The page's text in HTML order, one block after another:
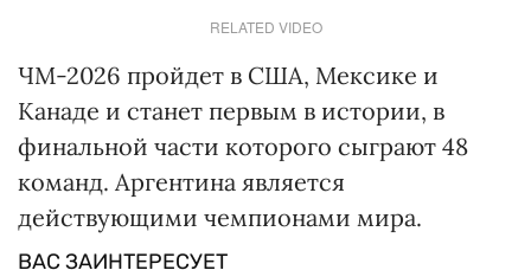
RELATED VIDEO
ЧМ-2026 пройдет в США, Мексике и
Канаде и станет первым в истории, в
финальной части которого сыграют 48
команд. Аргентина является
действующими чемпионами мира.
ВАС ЗАИНТЕРЕСУЕТ